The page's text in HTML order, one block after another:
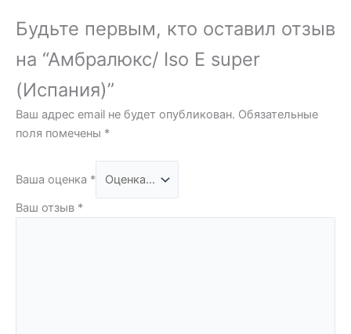
Будьте первым, кто оставил отзыв
на “Амбралюкс/ Iso E super
(Испания)”
Ваш адрес email не будет опубликован. Обязательные
поля помечены *
Ваша оценка *
Ваш отзыв *